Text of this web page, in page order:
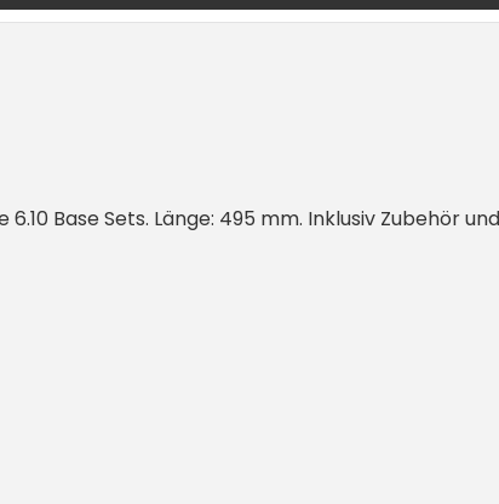
Base Sets. Länge: 495 mm. Inklusiv Zubehör